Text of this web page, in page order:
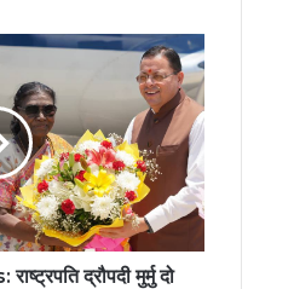
द्रौपदी मुर्मु दो